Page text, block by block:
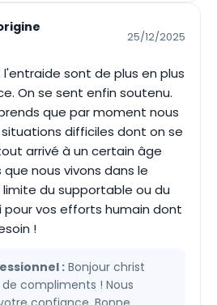
25/12/2025
l'entraide sont de plus en plus
On se sent enfin soutenu.
que par moment nous
difficiles dont on se
arrivé à un certain âge
nous vivons dans le
du supportable ou du
pour vos efforts humain dont
!
: Bonjour christ
compliments ! Nous